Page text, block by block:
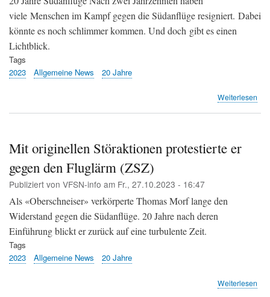
viele Menschen im Kampf gegen die Südanflüge resigniert. Dabei
könnte es noch schlimmer kommen. Und doch gibt es einen
Lichtblick.
Tags
2023
Allgemeine News 20 Jahre
Weiterlesen
Mit originellen Störaktionen protestierte er
gegen den Fluglärm (ZSZ)
Publiziert von VFSN-info am Fr., 27.10.2023 - 16:47
Als «Oberschneiser» verkörperte Thomas Morf lange den
Widerstand gegen die Südanflüge. 20 Jahre nach deren
Einführung blickt er zurück auf eine turbulente Zeit.
Tags
2023
Allgemeine News 20 Jahre
Weiterlesen